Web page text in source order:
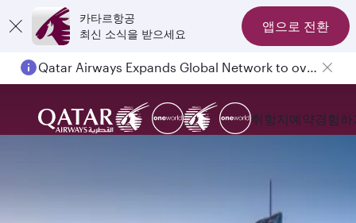
카타르항공
최신 소식을 받으세요
앱으로 전환
Qatar Airways Expands Global Network to over 160 Destinations
취항지예약경험하